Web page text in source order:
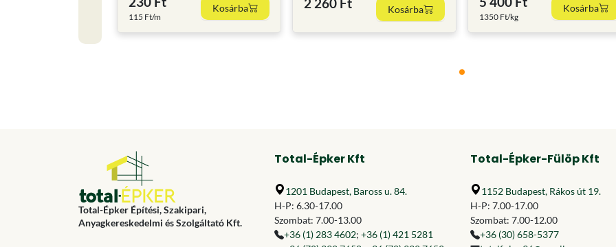
115 Ft/m
Kosárba Kosárba
1350 Ft/kg
Kosárba
Total-Épker Építési, Szakipari,
Anyagkereskedelmi és Szolgáltató Kft.
Total-Épker Kft
1201 Budapest, Baross u. 84.
H-P: 6.30-17.00
Szombat: 7.00-13.00
+36 (1) 283 4602; +36 (1) 421 5281
Total-Épker-Fülöp Kft
1152 Budapest, Rákos út 19.
H-P: 7.00-17.00
Szombat: 7.00-12.00
+36 (30) 658-5377